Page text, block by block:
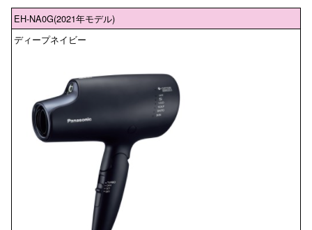
EH-NA0G(2021年モデル)
ディープネイビー